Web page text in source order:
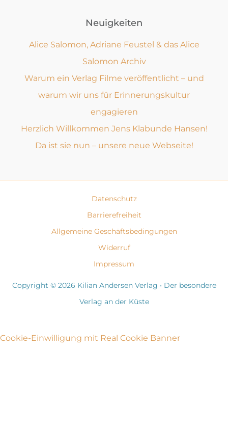
Neuigkeiten
Alice Salomon, Adriane Feustel & das Alice
Salomon Archiv
Warum ein Verlag Filme veröffentlicht – und
warum wir uns für Erinnerungskultur
engagieren
Herzlich Willkommen Jens Klabunde Hansen!
Da ist sie nun – unsere neue Webseite!
Datenschutz
Barrierefreiheit
Allgemeine Geschäftsbedingungen
Widerruf
Impressum
Copyright © 2026 Kilian Andersen Verlag • Der besondere
Verlag an der Küste
Cookie-Einwilligung mit Real Cookie Banner